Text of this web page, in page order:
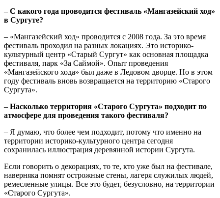
‒ С какого года проводится фестиваль «Мангазейский ход»
в Сургуте?
‒ «Мангазейский ход» проводится с 2008 года. За это время
фестиваль проходил на разных локациях. Это историко-
культурный центр «Старый Сургут» как основная площадка
фестиваля, парк «За Саймой». Опыт проведения
«Мангазейского хода» был даже в Ледовом дворце. Но в этом
году фестиваль вновь возвращается на территорию «Старого
Сургута».
‒ Насколько территория «Старого Сургута» подходит по
атмосфере для проведения такого фестиваля?
‒ Я думаю, что более чем подходит, потому что именно на
территории историко-культурного центра сегодня
сохранилась иллюстрация деревянной истории Сургута.
Если говорить о декорациях, то те, кто уже был на фестивале,
наверняка помнят острожные стены, лагеря служилых людей,
ремесленные улицы. Все это будет, безусловно, на территории
«Старого Сургута».